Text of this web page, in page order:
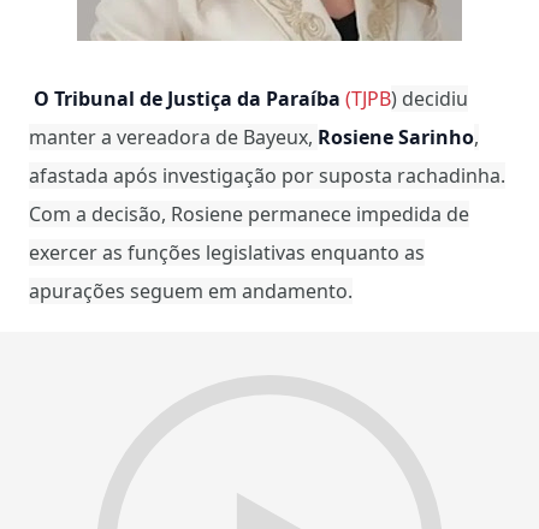
O Tribunal de Justiça da Paraíba (TJPB) decidiu
manter a vereadora de Bayeux, Rosiene Sarinho,
afastada após investigação por suposta rachadinha.
Com a decisão, Rosiene permanece impedida de
exercer as funções legislativas enquanto as
apurações seguem em andamento.